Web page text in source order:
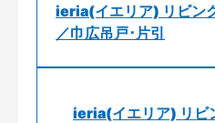
ieria(イエリア) リビン
／巾広吊戸･片引
ieria(イエリア) リビ